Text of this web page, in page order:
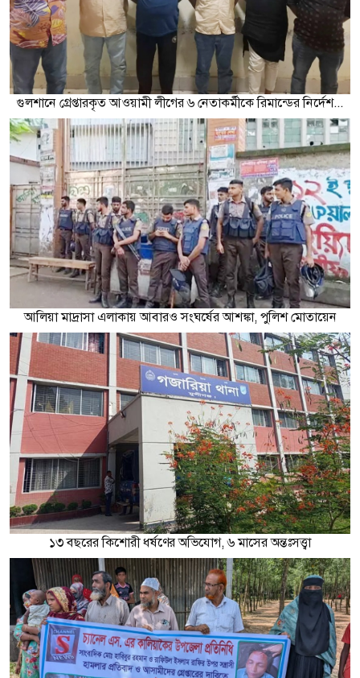
গুলশানে গ্রেপ্তারকৃত আওয়ামী লীগের ৬ নেতাকর্মীকে রিমান্ডের নির্দেশ...
আলিয়া মাদ্রাসা এলাকায় আবারও সংঘর্ষের আশঙ্কা, পুলিশ মোতায়েন
১৩ বছরের কিশোরী ধর্ষণের অভিযোগ, ৬ মাসের অন্তঃসত্ত্বা